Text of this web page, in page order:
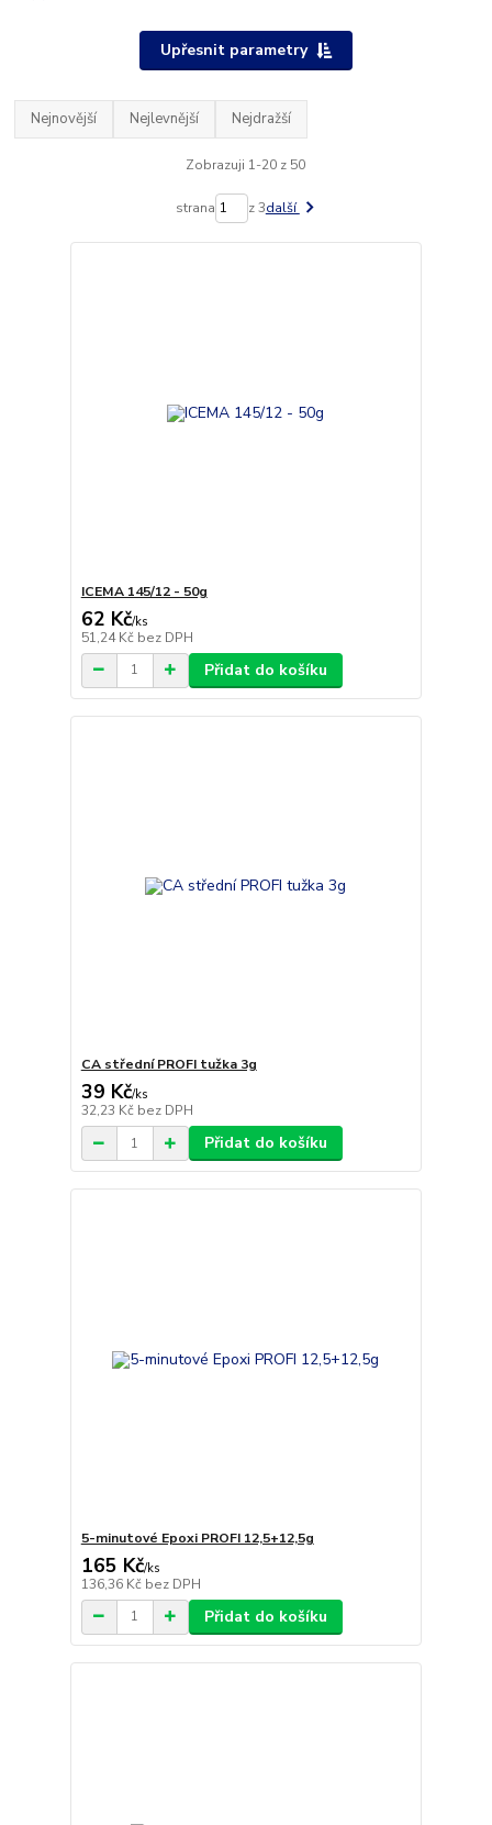
Upřesnit parametry
Nejnovější Nejlevnější Nejdražší
Zobrazuji 1-20 z 50
strana z 3další
ICEMA 145/12 - 50g
62 Kč/ks
51,24 Kč bez DPH
Přidat do košíku
CA střední PROFI tužka 3g
39 Kč/ks
32,23 Kč bez DPH
Přidat do košíku
5-minutové Epoxi PROFI 12,5+12,5g
165 Kč/ks
136,36 Kč bez DPH
Přidat do košíku